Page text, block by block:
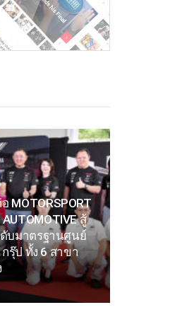
MOTORSPORT
สู้
บมาตรฐานศูนย์
รุ๊ป ทั้ง 6 สาขา